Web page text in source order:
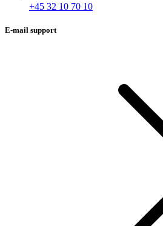
+45 32 10 70 10
E-mail support